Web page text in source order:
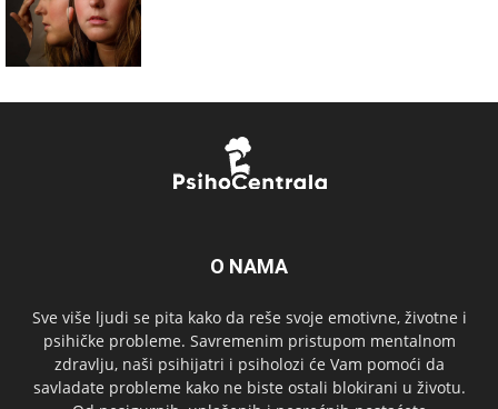
O NAMA
Sve više ljudi se pita kako da reše svoje emotivne, životne i
psihičke probleme. Savremenim pristupom mentalnom
zdravlju, naši psihijatri i psiholozi će Vam pomoći da
savladate probleme kako ne biste ostali blokirani u životu.